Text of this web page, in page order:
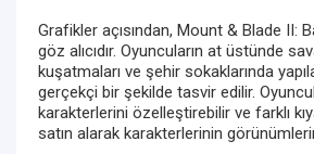
Grafikler açısından, Mount & Blade II:
göz alıcıdır. Oyuncuların at üstünde
kuşatmaları ve şehir sokaklarında
gerçekçi bir şekilde tasvir edilir.
karakterlerini özelleştirebilir ve farklı
satın alarak karakterlerinin